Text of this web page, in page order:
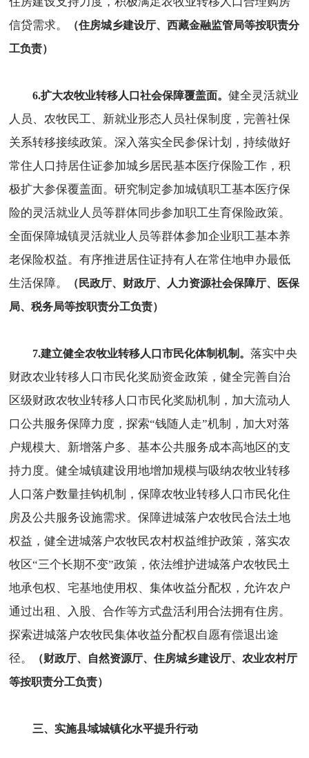
信贷需求。
（住房城乡建设厅、西藏金融监管局等按职责分
工负责）
6.扩大农牧业转移人口社会保障覆盖面。健全灵活就业
人员、农牧民工、新就业形态人员社保制度，完善社保
关系转移接续政策。深入落实全民参保计划，持续做好
常住人口持居住证参加城乡居民基本医疗保险工作，积
极扩大参保覆盖面。研究制定参加城镇职工基本医疗保
险的灵活就业人员等群体同步参加职工生育保险政策。
全面保障城镇灵活就业人员等群体参加企业职工基本养
老保险权益。有序推进居住证持有人在常住地申办最低
生活保障。
（民政厅、财政厅、人力资源社会保障厅、医保
局、税务局等按职责分工负责）
7.建立健全农牧业转移人口市民化体制机制。落实中央
财政农业转移人口市民化奖励资金政策，健全完善自治
区级财政农牧业转移人口市民化奖励机制，加大流动人
口公共服务保障力度，探索“钱随人走”机制，加大对落
户规模大、新增落户多、基本公共服务成本高地区的支
持力度。健全城镇建设用地增加规模与吸纳农牧业转移
人口落户数量挂钩机制，保障农牧业转移人口市民化住
房及公共服务设施需求。保障进城落户农牧民合法土地
权益，健全进城落户农牧民农村权益维护政策，落实农
牧区“三个长期不变”政策，依法维护进城落户农牧民土
地承包权、宅基地使用权、集体收益分配权，允许农户
通过出租、入股、合作等方式盘活利用合法拥有住房。
探索进城落户农牧民集体收益分配权自愿有偿退出途
径。
（财政厅、自然资源厅、住房城乡建设厅、农业农村厅
等按职责分工负责）
三、实施县域城镇化水平提升行动